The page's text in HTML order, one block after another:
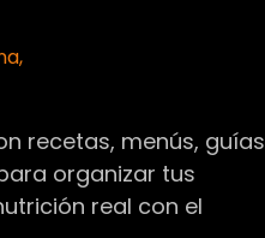
recetas, menús, guías
organizar tus
real con el